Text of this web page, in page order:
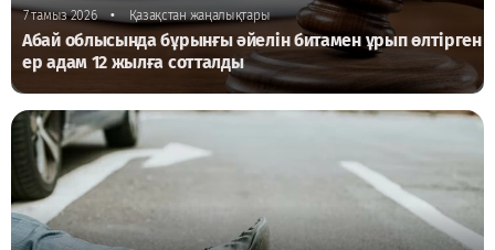
7 тамыз 2026 • Қазақстан жаңалықтары
Абай облысында бұрынғы әйелін битамен ұрып өлтірген
ер адам 12 жылға сотталды